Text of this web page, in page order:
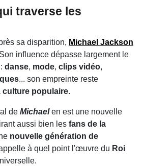
traverse les
sa disparition, Michael Jackson
influence dépasse largement le
: danse, mode, clips vidéo,
... son empreinte reste
culture populaire.
de Michaelen est une nouvelle
aussi bien les fans de la
nouvelle génération de
à quel point l'œuvre du Roi